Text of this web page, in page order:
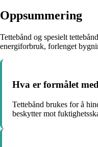
Oppsummering
Tettebånd og spesielt
energiforbruk, forlenget
Hva er formålet
Tettebånd brukes for å
beskytter mot